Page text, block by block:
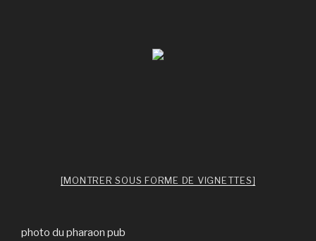
[MONTRER SOUS FORME DE VIGNETTES]
photo du pharaon pub